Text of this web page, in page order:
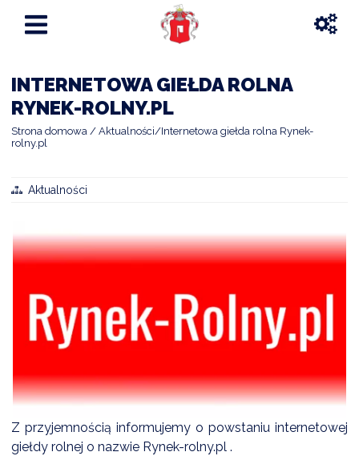
INTERNETOWA GIEŁDA ROLNA
RYNEK-ROLNY.PL
Strona domowa Aktualności
Internetowa giełda rolna Rynek-
rolny.pl
Aktualności
Z przyjemnością informujemy o powstaniu internetowej
giełdy rolnej o nazwie Rynek-rolny.pl .